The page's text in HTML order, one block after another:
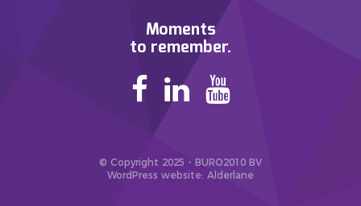
Moments
to remember.
© Copyright 2025 - BURO2010 BV
WordPress website: Alderlane